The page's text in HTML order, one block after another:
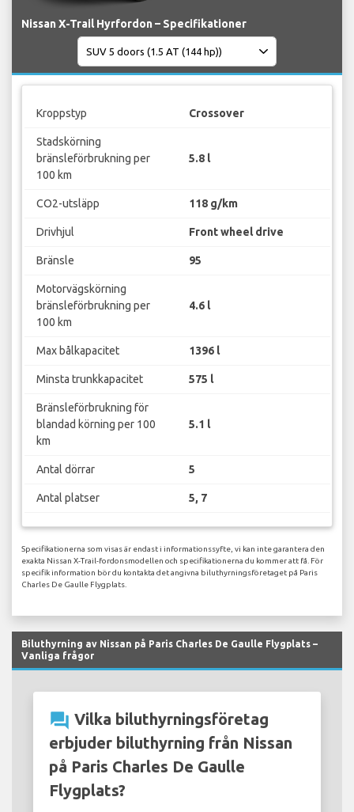
Nissan X-Trail Hyrfordon – Specifikationer
Kroppstyp Crossover
Stadskörning
bränsleförbrukning per
100 km
5.8 l
CO2-utsläpp 118 g/km
Drivhjul Front wheel drive
Bränsle 95
Motorvägskörning
bränsleförbrukning per
100 km
4.6 l
Max bålkapacitet 1396 l
Minsta trunkkapacitet 575 l
Bränsleförbrukning för
blandad körning per 100
km
5.1 l
Antal dörrar 5
Antal platser 5, 7
Specifikationerna som visas är endast i informationssyfte, vi kan inte garantera den
exakta Nissan X-Trail-fordonsmodellen och specifikationerna du kommer att få. För
specifik information bör du kontakta det angivna biluthyrningsföretaget på Paris
Charles De Gaulle Flygplats.
Biluthyrning av Nissan på Paris Charles De Gaulle Flygplats –
Vanliga frågor
question_answer Vilka biluthyrningsföretag
erbjuder biluthyrning från Nissan
på Paris Charles De Gaulle
Flygplats?